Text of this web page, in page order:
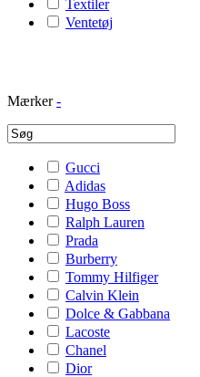
Textiler
Ventetøj
Mærker -
Gucci
Adidas
Hugo Boss
Ralph Lauren
Prada
Burberry
Tommy Hilfiger
Calvin Klein
Dolce & Gabbana
Lacoste
Chanel
Dior